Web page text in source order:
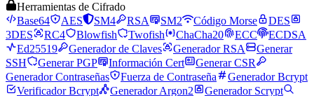
Herramientas de Cifrado
Base64
AES SM4 RSA SM2 Código Morse
DES
3DES
RC4 Blowfish Twofish ChaCha20 ECC
ECDSA
Ed25519
Generador de Claves Generador RSA
Generar
SSH
Generar PGP Información Cert
Generar CSR
Generador Contraseñas
Fuerza de Contraseña
Generador Bcrypt
Verificador Bcrypt
Generador Argon2
Generador Scrypt